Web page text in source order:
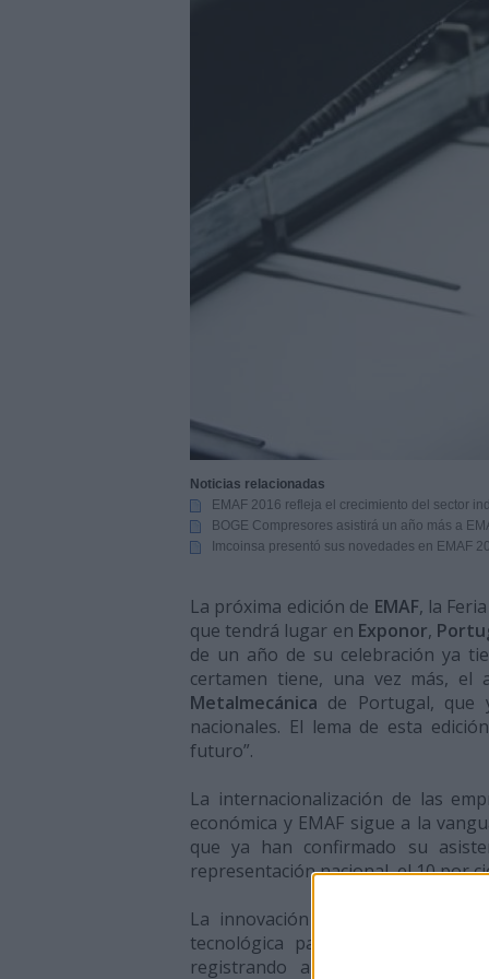
Innovación y nuevas
Aqualia se adjudica la
El bar como unidad de presión
El MMH 2026 reunirá a
24/07/2026 Cómo digitalizar el
24/07/2026 Yaskawa presenta el
23/07/2026 ELGi Compressors nombra
Europa
Cómo escalar producción
Burckhardt suministrará
BeDIGITAL continúa
06/08/2026 Sacyr se adjudica la
Noticias relacionadas
EMAF 2016 refleja el crecimiento del sector
BOGE Compresores asistirá un año más a
Imcoinsa presentó sus novedades en EMAF
La próxima edición de EMAF, la
que tendrá lugar en Exponor,
de un año de su celebración ya
certamen tiene, una vez más, el
Metalmecánica de Portugal, que
nacionales. El lema de esta
futuro”.
La internacionalización de las
económica y EMAF sigue a la
que ya han confirmado su
representación nacional, el 10 por
La innovación es otro de los
tecnológica para la
registrando a través de